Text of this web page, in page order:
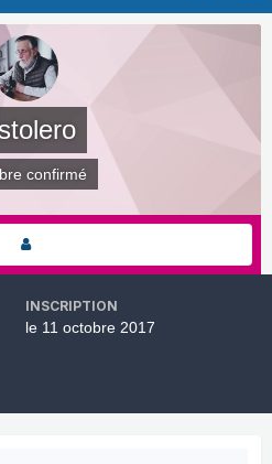
confirmé
INSCRIPTION
le 11 octobre 2017